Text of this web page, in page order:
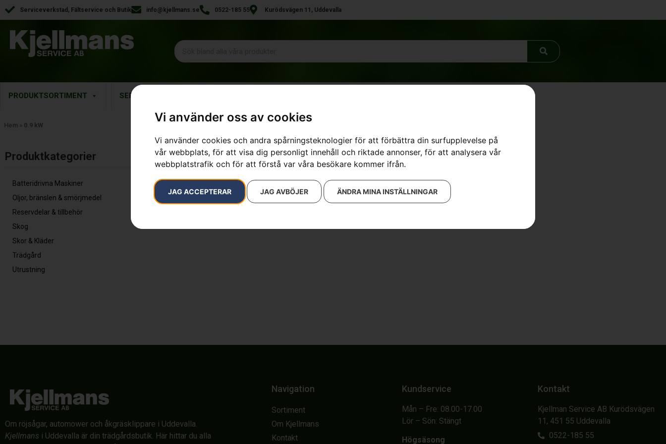
Vi använder oss av cookies
Vi använder cookies och andra spårningsteknologier för att förbättra din surfupplevelse på
vår webbplats, för att visa dig personligt innehåll och riktade annonser, för att analysera vår
webbplatstrafik och för att förstå var våra besökare kommer ifrån.
JAG ACCEPTERAR JAG AVBÖJER ÄNDRA MINA INSTÄLLNINGAR
Serviceverkstad, Fältservice och Butik info@kjellmans.se 0522-185 55 Kurödsvägen 11, Uddevalla
PRODUKTSORTIMENT SERVICE
Hem » 0.9 kW
Produktkategorier​
Batteridrivna Maskiner
Oljor, bränslen & smörjmedel
Reservdelar & tillbehör
Skog
Skor & Kläder
Trädgård
Utrustning
Inga resultat.
Om röjsågar, automower och åkgräsklippare i Uddevalla.
Kjellmans i Uddevalla är din trädgårdsbutik. Här hittar du alla
Navigation
Sortiment
Om Kjellmans
Kontakt
Kundservice
Mån – Fre: 08.00-17.00
Lör – Sön: Stängt
Högsäsong
Kontakt
Kjellman Service AB Kurödsvägen
11, 451 55 Uddevalla
0522-185 55